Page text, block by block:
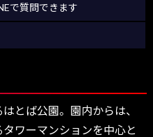
で質問できます
とば公園。園内からは、
ワーマンションを中心と